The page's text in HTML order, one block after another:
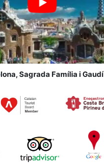
Sagrada Família i Gaudí